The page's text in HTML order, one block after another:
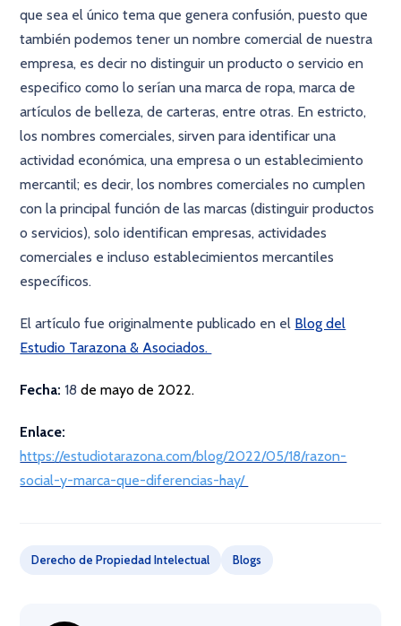
que sea el único tema que genera confusión, puesto que
también podemos tener un nombre comercial de nuestra
empresa, es decir no distinguir un producto o servicio en
especifico como lo serían una marca de ropa, marca de
artículos de belleza, de carteras, entre otras. En estricto,
los nombres comerciales, sirven para identificar una
actividad económica, una empresa o un establecimiento
mercantil; es decir, los nombres comerciales no cumplen
con la principal función de las marcas (distinguir productos
o servicios), solo identifican empresas, actividades
comerciales e incluso establecimientos mercantiles
específicos.
El artículo fue originalmente publicado en el Blog del
Estudio Tarazona & Asociados.
Fecha: 18 de mayo de 2022.
Enlace:
https://estudiotarazona.com/blog/2022/05/18/razon-
social-y-marca-que-diferencias-hay/
Derecho de Propiedad Intelectual Blogs